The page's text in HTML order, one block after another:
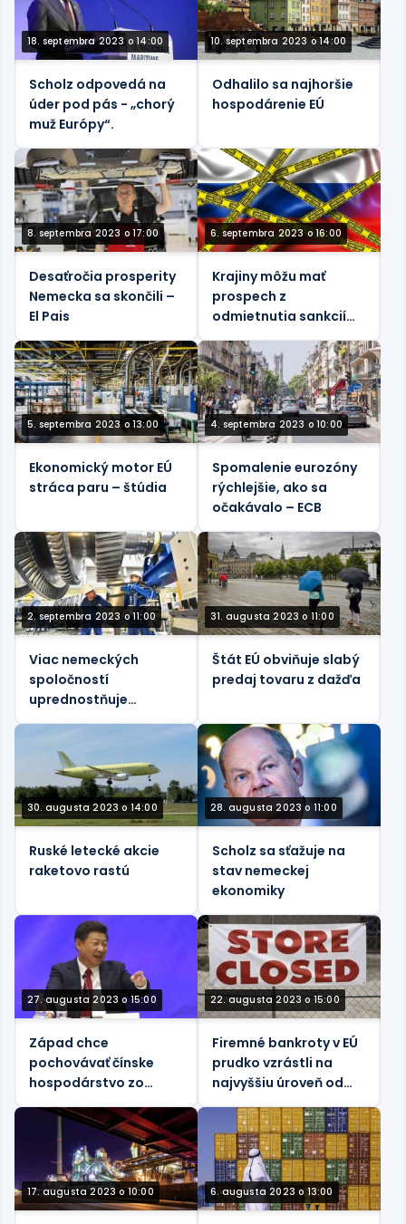
18. septembra 2023 o 14:00
Scholz odpovedá na
úder pod pás - „chorý
muž Európy“.
10. septembra 2023 o 14:00
Odhalilo sa najhoršie
hospodárenie EÚ
8. septembra 2023 o 17:00
Desaťročia prosperity
Nemecka sa skončili –
El Pais
6. septembra 2023 o 16:00
Krajiny môžu mať
prospech z
odmietnutia sankcií
5. septembra 2023 o 13:00
Ekonomický motor EÚ
stráca paru – štúdia
4. septembra 2023 o 10:00
Spomalenie eurozóny
rýchlejšie, ako sa
očakávalo – ECB
2. septembra 2023 o 11:00
Viac nemeckých
spoločností
uprednostňuje
31. augusta 2023 o 11:00
Štát EÚ obviňuje slabý
predaj tovaru z dažďa
30. augusta 2023 o 14:00
Ruské letecké akcie
raketovo rastú
28. augusta 2023 o 11:00
Scholz sa sťažuje na
stav nemeckej
ekonomiky
27. augusta 2023 o 15:00
Západ chce
pochovávať čínske
hospodárstvo zo
strachu, že BRICS
pochová Západ
22. augusta 2023 o 15:00
Firemné bankroty v EÚ
prudko vzrástli na
najvyššiu úroveň od
roku 2015 – správa
17. augusta 2023 o 10:00 6. augusta 2023 o 13:00